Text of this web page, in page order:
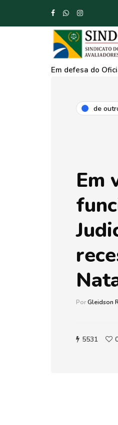
Em defesa do
de
Em
PorGleidson
5531